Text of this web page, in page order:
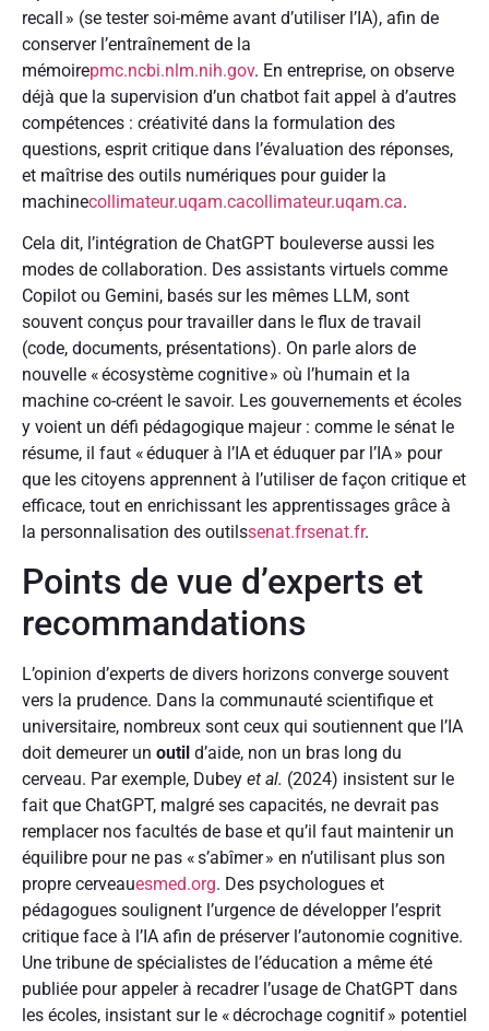
recall » (se tester soi-même avant d’utiliser l’IA), afin de
conserver l’entraînement de la
mémoirepmc.ncbi.nlm.nih.gov. En entreprise, on observe
déjà que la supervision d’un chatbot fait appel à d’autres
compétences : créativité dans la formulation des
questions, esprit critique dans l’évaluation des réponses,
et maîtrise des outils numériques pour guider la
machinecollimateur.uqam.cacollimateur.uqam.ca.
Cela dit, l’intégration de ChatGPT bouleverse aussi les
modes de collaboration. Des assistants virtuels comme
Copilot ou Gemini, basés sur les mêmes LLM, sont
souvent conçus pour travailler dans le flux de travail
(code, documents, présentations). On parle alors de
nouvelle « écosystème cognitive » où l’humain et la
machine co-créent le savoir. Les gouvernements et écoles
y voient un défi pédagogique majeur : comme le sénat le
résume, il faut « éduquer à l’IA et éduquer par l’IA » pour
que les citoyens apprennent à l’utiliser de façon critique et
efficace, tout en enrichissant les apprentissages grâce à
la personnalisation des outilssenat.frsenat.fr.
Points de vue d’experts et
recommandations
L’opinion d’experts de divers horizons converge souvent
vers la prudence. Dans la communauté scientifique et
universitaire, nombreux sont ceux qui soutiennent que l’IA
doit demeurer un outil d’aide, non un bras long du
cerveau. Par exemple, Dubey et al. (2024) insistent sur le
fait que ChatGPT, malgré ses capacités, ne devrait pas
remplacer nos facultés de base et qu’il faut maintenir un
équilibre pour ne pas « s’abîmer » en n’utilisant plus son
propre cerveauesmed.org. Des psychologues et
pédagogues soulignent l’urgence de développer l’esprit
critique face à l’IA afin de préserver l’autonomie cognitive.
Une tribune de spécialistes de l’éducation a même été
publiée pour appeler à recadrer l’usage de ChatGPT dans
les écoles, insistant sur le « décrochage cognitif » potentiel